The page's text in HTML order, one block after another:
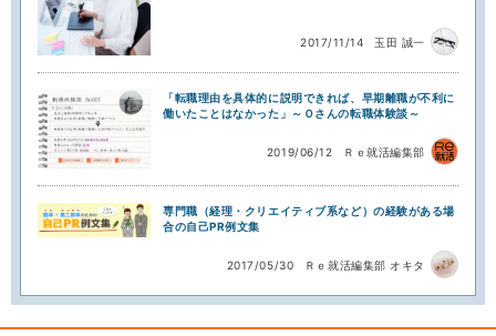
2017/11/14 玉田 誠一
「転職理由を具体的に説明できれば、早期離職が不利に
働いたことはなかった」～Ｏさんの転職体験談～
2019/06/12 Ｒｅ就活編集部
専門職（経理・クリエイティブ系など）の経験がある場
合の自己PR例文集
2017/05/30 Ｒｅ就活編集部 オキタ